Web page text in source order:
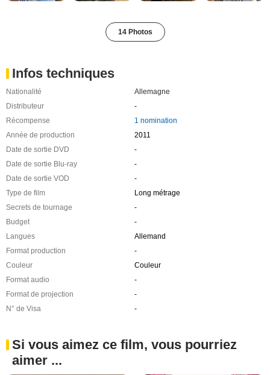
14 Photos
Infos techniques
Nationalité
Allemagne
Distributeur
-
Récompense
1 nomination
Année de production
2011
Date de sortie DVD
-
Date de sortie Blu-ray
-
Date de sortie VOD
-
Type de film
Long métrage
Secrets de tournage
-
Budget
-
Langues
Allemand
Format production
-
Couleur
Couleur
Format audio
-
Format de projection
-
N° de Visa
-
Si vous aimez ce film, vous pourriez
aimer ...